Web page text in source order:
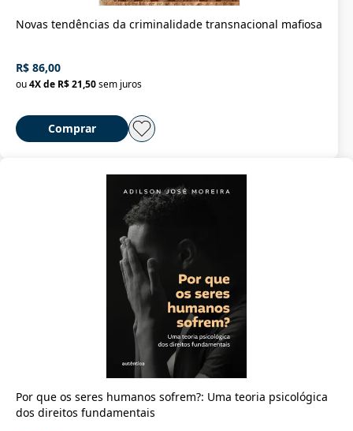
Novas tendências da criminalidade transnacional mafiosa
R$ 86,00
ou4X de R$ 21,50sem juros
Comprar
Por que os seres humanos sofrem?: Uma teoria psicológica
dos direitos fundamentais